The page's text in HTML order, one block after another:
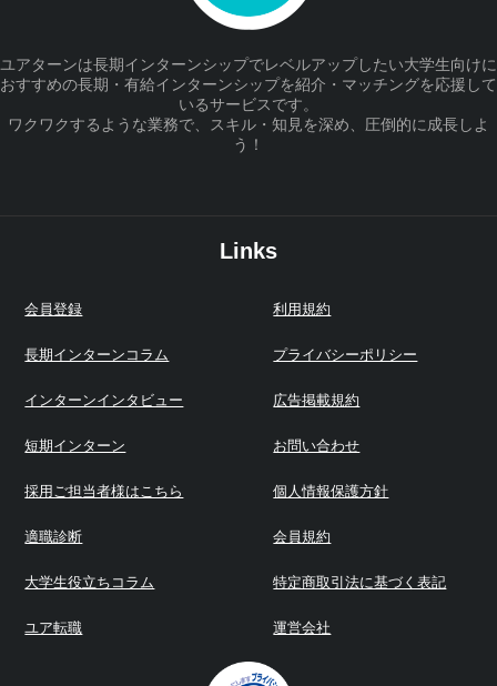
ユアターンは長期インターンシップでレベルアップしたい大学生向けに
おすすめの長期・有給インターンシップを紹介・マッチングを応援して
いるサービスです。
ワクワクするような業務で、スキル・知見を深め、圧倒的に成長しよ
う！
Links
会員登録
長期インターンコラム
インターンインタビュー
短期インターン
採用ご担当者様はこちら
適職診断
大学生役立ちコラム
ユア転職
利用規約
プライバシーポリシー
広告掲載規約
お問い合わせ
個人情報保護方針
会員規約
特定商取引法に基づく表記
運営会社